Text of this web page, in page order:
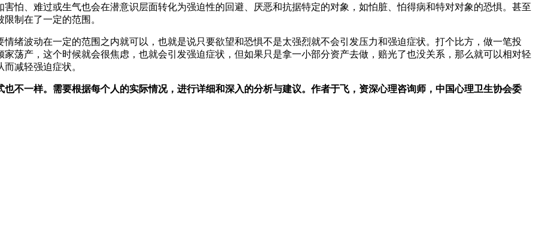
怕、难过或生气也会在潜意识层面转化为强迫性的回避、厌恶和抗据特定的对象，如怕脏、怕得病和特对对象的恐惧。甚至
制在了一定的范围。
绪波动在一定的范围之内就可以，也就是说只要欲望和恐惧不是太强烈就不会引发压力和强迫症状。打个比方，做一笔投
荡产，这个时候就会很焦虑，也就会引发强迫症状，但如果只是拿一小部分资产去做，赔光了也没关系，那么就可以相对轻
减轻强迫症状。
不一样。需要根据每个人的实际情况，进行详细和深入的分析与建议。作者于飞，资深心理咨询师，中国心理卫生协会委